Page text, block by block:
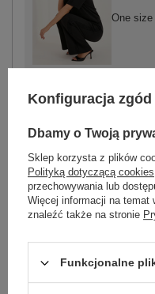
One size
One size
Zobacz
Konfiguracja zgód
Dbamy o Twoją
Sklep korzysta z plików
Polityką dotyczącą cookies
przechowywania lub
Więcej informacji na temat
znaleźć także na stronie
Funkcjonalne